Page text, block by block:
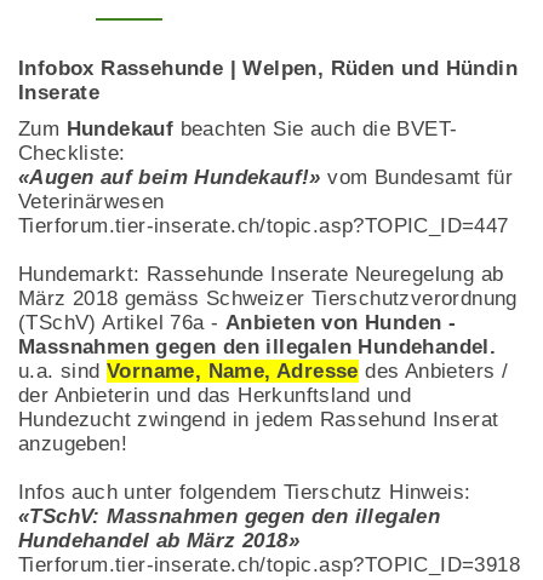
Infobox Rassehunde | Welpen, Rüden und Hündin
Inserate
Zum Hundekauf beachten Sie auch die BVET-
Checkliste:
«Augen auf beim Hundekauf!» vom Bundesamt für
Veterinärwesen
Tierforum.tier-inserate.ch/topic.asp?TOPIC_ID=447
Hundemarkt: Rassehunde Inserate Neuregelung ab
März 2018 gemäss Schweizer Tierschutzverordnung
(TSchV) Artikel 76a - Anbieten von Hunden -
Massnahmen gegen den illegalen Hundehandel.
u.a. sindVorname, Name, Adresse des Anbieters /
der Anbieterin und das Herkunftsland und
Hundezucht zwingend in jedem Rassehund Inserat
anzugeben!
Infos auch unter folgendem Tierschutz Hinweis:
«TSchV: Massnahmen gegen den illegalen
Hundehandel ab März 2018»
Tierforum.tier-inserate.ch/topic.asp?TOPIC_ID=3918